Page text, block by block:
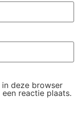
deze browser
reactie plaats.